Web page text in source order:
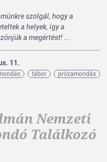
szolgál, hogy a
a helyek, így a
a megértést! ...
11.
tábor prózamondás
Nemzeti
Találkozó